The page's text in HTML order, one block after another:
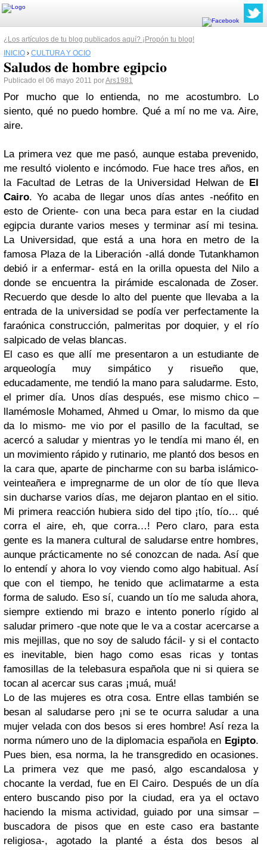
¿Los artículos de tu blog publicados aquí? ¡Propón tu blog!
INICIO › CULTURA Y OCIO
Saludos de hombre egipcio
Publicado el 06 mayo 2011 porArs1981
Por mucho que lo entienda, no me acostumbro. Lo
siento, qué no puedo hombre. Qué a mí no me va. Aire,
aire.
La primera vez que me pasó, aunque estaba prevenido,
me resultó violento e incómodo. Fue hace tres años, en
la Facultad de Letras de la Universidad Helwan de El
Cairo. Yo acaba de llegar unos días antes -neófito en
esto de Oriente- con una beca para estar en la ciudad
egipcia durante varios meses y terminar así mi tesina.
La Universidad, que está a una hora en metro de la
famosa Plaza de la Liberación -allá donde Tutankhamon
debió ir a enfermar- está en la orilla opuesta del Nilo a
donde se encuentra la pirámide escalonada de Zoser.
Recuerdo que desde lo alto del puente que llevaba a la
entrada de la universidad se podía ver perfectamente la
faraónica construcción, palmeritas por doquier, y el río
salpicado de velas blancas.
El caso es que allí me presentaron a un estudiante de
arqueología muy simpático y risueño que,
educadamente, me tendió la mano para saludarme. Esto,
el primer día. Unos días después, ese mismo chico –
llamémosle Mohamed, Ahmed u Omar, lo mismo da que
da lo mismo- me vio por el pasillo de la facultad, se
acercó a saludar y mientras yo le tendía mi mano él, en
un movimiento rápido y rutinario, me plantó dos besos en
la cara que, aparte de pincharme con su barba islámico-
veinteañera e impregnarme de un olor de tío que lleva
sin ducharse varios días, me dejaron plantao en el sitio.
Mi primera reacción hubiera sido del tipo ¡tío, tío… qué
corra el aire, eh, que corra…! Pero claro, para esta
gente es la manera cultural de saludarse entre hombres,
aunque prácticamente no sé conozcan de nada. Así que
lo entendí y ahora lo voy viendo como algo habitual. Así
que con el tiempo, he tenido que aclimatarme a esta
forma de saludo. Eso sí, cuando un tío me saluda ahora,
siempre extiendo mi brazo e intento ponerlo rígido al
saludar primero -que note que le va a costar acercarse a
mis mejillas, que no soy de saludo fácil- y si el contacto
es inevitable, bien hago como esas ricas y tontas
famosillas de la telebasura española que ni si quiera se
tocan al acercar sus caras ¡muá, muá!
Lo de las mujeres es otra cosa. Entre ellas también se
besan al saludarse pero ¡ni se te ocurra saludar a una
mujer velada con dos besos si eres hombre! Así reza la
norma número uno de la diplomacia española en Egipto.
Pues bien, esa norma, la he transgredido en ocasiones.
La primera vez que me pasó, algo escandalosa y
chocante la verdad, fue en El Cairo. Después de un día
entero buscando piso por la ciudad, era ya el octavo
haciendo la misma actividad, guiado por una simsar –
buscadora de pisos que en este caso era bastante
religiosa-, agotado la planté a ésta dos besos al